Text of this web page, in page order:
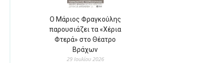
Ο Μάριος Φραγκούλης
παρουσιάζει τα «Χέρια
Φτερά» στο Θέατρο
Βράχων
29 Ιουλίου 2026